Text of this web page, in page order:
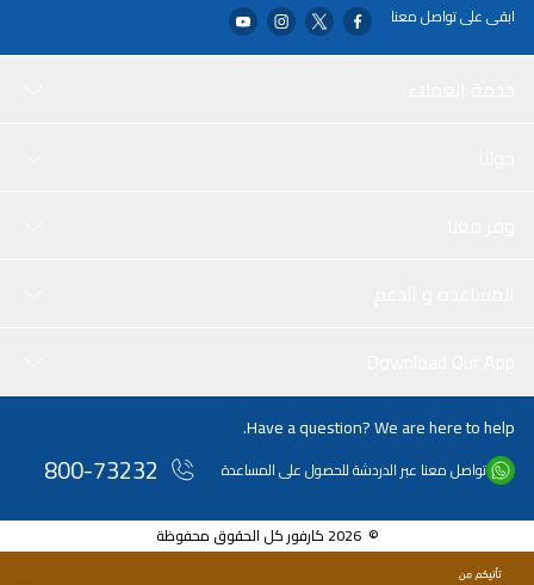
ابقى على تواصل معنا
Have a question? We are here to help.
تواصل معنا عبر الدردشة للحصول على المساعدة 800-73232
© 2026 كارفور كل الحقوق محفوظة